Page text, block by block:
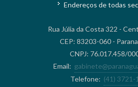
Endereços de todas
Rua Júlia da Costa 322 -
CEP: 83203-060 -
CNPJ: 76.017.458/
Email:
Telefone: (41) 3721-